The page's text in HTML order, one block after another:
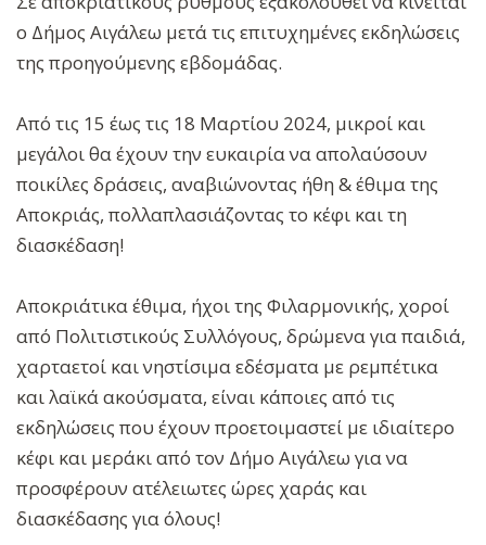
ο Δήμος Αιγάλεω μετά τις επιτυχημένες εκδηλώσεις
της προηγούμενης εβδομάδας.
Από τις 15 έως τις 18 Μαρτίου 2024, μικροί και
μεγάλοι θα έχουν την ευκαιρία να απολαύσουν
ποικίλες δράσεις, αναβιώνοντας ήθη & έθιμα της
Αποκριάς, πολλαπλασιάζοντας το κέφι και τη
διασκέδαση!
Αποκριάτικα έθιμα, ήχοι της Φιλαρμονικής, χοροί
από Πολιτιστικούς Συλλόγους, δρώμενα για παιδιά,
χαρταετοί και νηστίσιμα εδέσματα με ρεμπέτικα
και λαϊκά ακούσματα, είναι κάποιες από τις
εκδηλώσεις που έχουν προετοιμαστεί με ιδιαίτερο
κέφι και μεράκι από τον Δήμο Αιγάλεω για να
προσφέρουν ατέλειωτες ώρες χαράς και
διασκέδασης για όλους!